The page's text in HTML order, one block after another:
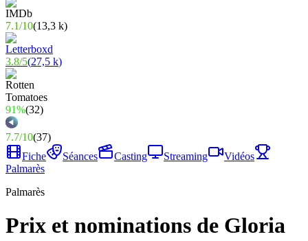
7.1/10(13,3 k)
3.8/5(27,5 k)
91%(32)
7.7/10(37)
Fiche
Séances Casting Streaming
Vidéos
Palmarès
Palmarès
Prix et nominations de Gloria